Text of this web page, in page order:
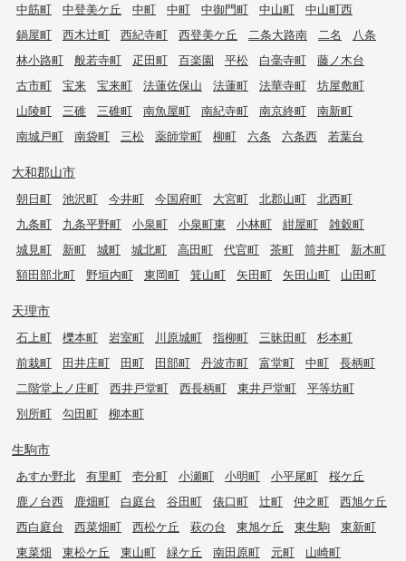
中筋町
中登美ケ丘 中町 中町 中御門町 中山町
中山町西
鍋屋町
西木辻町 西紀寺町 西登美ケ丘 二条大路南 二名
八条
林小路町
般若寺町 疋田町 百楽園 平松 白毫寺町
藤ノ木台
古市町
宝来 宝来町 法蓮佐保山 法蓮町 法華寺町
坊屋敷町
山陵町
三碓 三碓町 南魚屋町 南紀寺町 南京終町
南新町
南城戸町
南袋町 三松 薬師堂町 柳町 六条 六条西 若葉台
大和郡山市
朝日町 池沢町 今井町 今国府町 大宮町 北郡山町
北西町
九条町
九条平野町 小泉町 小泉町東 小林町 紺屋町
雑穀町
城見町
新町 城町 城北町 高田町 代官町 茶町 筒井町
新木町
額田部北町
野垣内町 東岡町 箕山町 矢田町 矢田山町 山田町
天理市
石上町 櫟本町 岩室町 川原城町 指柳町 三昧田町
杉本町
前栽町
田井庄町 田町 田部町 丹波市町 富堂町 中町
長柄町
二階堂上ノ庄町
西井戸堂町 西長柄町 東井戸堂町
平等坊町
別所町
勾田町 柳本町
生駒市
あすか野北 有里町 壱分町 小瀬町 小明町 小平尾町
桜ケ丘
鹿ノ台西
鹿畑町 白庭台 谷田町 俵口町 辻町 仲之町
西旭ケ丘
西白庭台
西菜畑町 西松ケ丘 萩の台 東旭ケ丘 東生駒
東新町
東菜畑
東松ケ丘 東山町 緑ケ丘 南田原町 元町 山崎町